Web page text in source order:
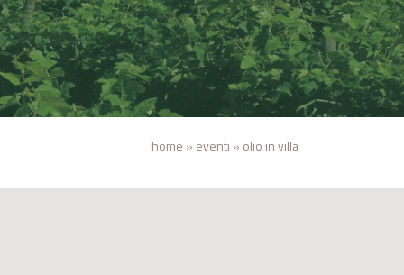
home » eventi » olio in villa